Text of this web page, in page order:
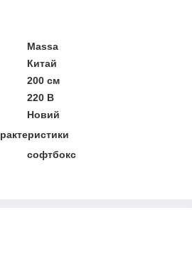
Massa
Китай
200 см
220 В
Новий
софтбокс